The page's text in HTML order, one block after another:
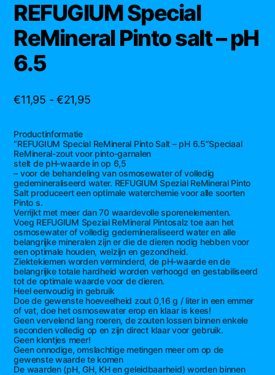
REFUGIUM Special
ReMineral Pinto salt – pH
6.5
€11,95 - €21,95Prijsklasse:
€21,95
Productinformatie
“REFUGIUM Special ReMineral Pinto Salt – pH 6.5”Speciaal
ReMineral-zout voor pinto-garnalen
stelt de pH-waarde in op 6,5
– voor de behandeling van osmosewater of volledig
gedemineraliseerd water. REFUGIUM Spezial ReMineral Pinto
Salt produceert een optimale waterchemie voor alle soorten
Pinto s.
Verrijkt met meer dan 70 waardevolle sporenelementen.
Voeg REFUGIUM Spezial ReMineral Pintosalz toe aan het
osmosewater of volledig gedemineraliseerd water en alle
belangrijke mineralen zijn er die de dieren nodig hebben voor
een optimale houden, welzijn en gezondheid.
Ziektekiemen worden verminderd, de pH-waarde en de
belangrijke totale hardheid worden verhoogd en gestabiliseerd
tot de optimale waarde voor de dieren.
Heel eenvoudig in gebruik
Doe de gewenste hoeveelheid zout 0,16 g / liter in een emmer
of vat, doe het osmosewater erop en klaar is kees!
Geen vervelend lang roeren, de zouten lossen binnen enkele
seconden volledig op en zijn direct klaar voor gebruik.
Geen klontjes meer!
Geen onnodige, omslachtige metingen meer om op de
gewenste waarde te komen
De waarden (pH, GH, KH en geleidbaarheid) worden binnen